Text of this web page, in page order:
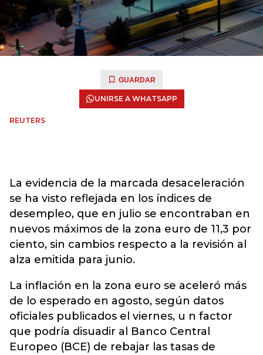
GUARDAR
UNIRSE A WHATSAPP
REUTERS
La evidencia de la marcada desaceleración
se ha visto reflejada en los índices de
desempleo, que en julio se encontraban en
nuevos máximos de la zona euro de 11,3 por
ciento, sin cambios respecto a la revisión al
alza emitida para junio.
La inflación en la zona euro se aceleró más
de lo esperado en agosto, según datos
oficiales publicados el viernes, u n factor
que podría disuadir al Banco Central
Europeo (BCE) de rebajar las tasas de